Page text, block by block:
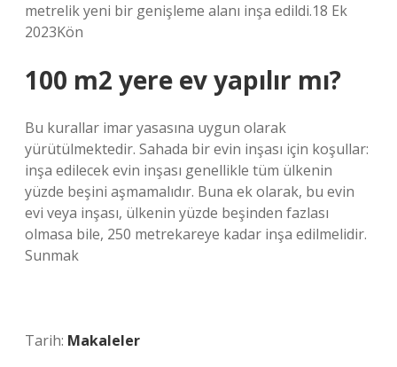
metrelik yeni bir genişleme alanı inşa edildi.18 Ek
2023Kön
100 m2 yere ev yapılır mı?
Bu kurallar imar yasasına uygun olarak
yürütülmektedir. Sahada bir evin inşası için koşullar:
inşa edilecek evin inşası genellikle tüm ülkenin
yüzde beşini aşmamalıdır. Buna ek olarak, bu evin
evi veya inşası, ülkenin yüzde beşinden fazlası
olmasa bile, 250 metrekareye kadar inşa edilmelidir.
Sunmak
Tarih: Makaleler